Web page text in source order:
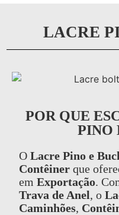
LACRE
POR QUE
PINO
O Lacre Pino e
Contêiner que
em Exportação.
Trava de Anel, o
Caminhões,